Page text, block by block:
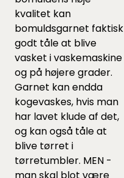
kvalitet kan
bomuldsgarnet faktisk
godt tåle at blive
vasket i vaskemaskine
og på højere grader.
Garnet kan endda
kogevaskes, hvis man
har lavet klude af det,
og kan også tåle at
blive tørret i
tørretumbler. MEN -
man skal blot være